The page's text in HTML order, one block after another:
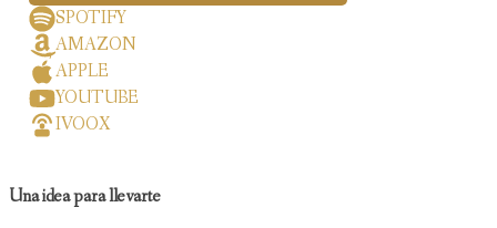
SPOTIFY
AMAZON
APPLE
YOUTUBE
IVOOX
Una idea para llevarte